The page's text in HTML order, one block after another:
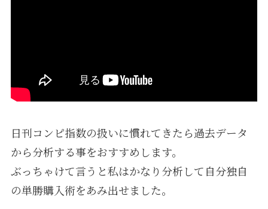
日刊コンピ指数の扱いに慣れてきたら過去データ
から分析する事をおすすめします。
ぶっちゃけて言うと私はかなり分析して自分独自
の単勝購入術をあみ出せました。